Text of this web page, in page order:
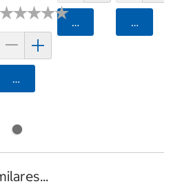
★★★★★
★★★★★
Agregar
Agregar